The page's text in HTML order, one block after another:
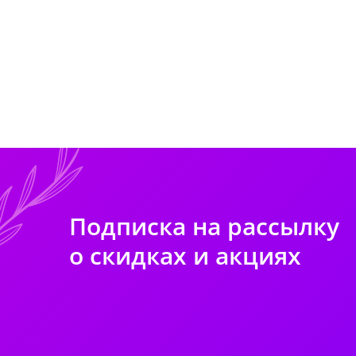
Подписка на рассылку
о скидках и акциях